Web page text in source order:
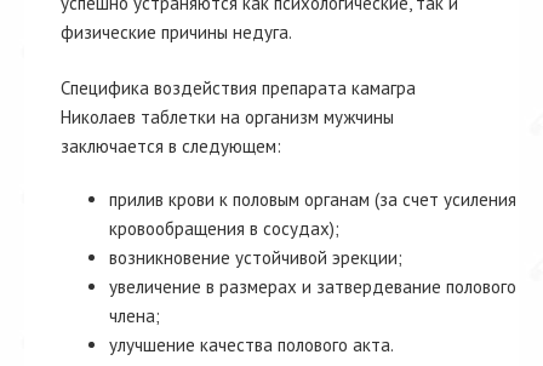
физические причины недуга.
Специфика воздействия препарата камагра
Николаев таблетки на организм мужчины
заключается в следующем:
прилив крови к половым органам (за счет усиления
кровообращения в сосудах);
возникновение устойчивой эрекции;
увеличение в размерах и затвердевание полового
члена;
улучшение качества полового акта.